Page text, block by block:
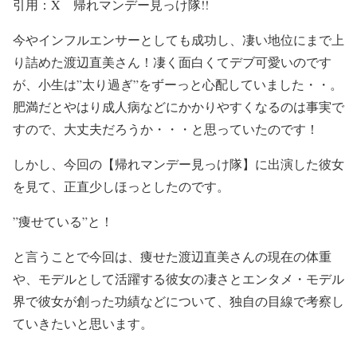
引用：X 帰れマンデー見っけ隊!!
今やインフルエンサーとしても成功し、 凄い地位にまで上
り詰めた渡辺直美さん！凄く面白くてデブ可愛いのです
が、小生は”太り過ぎ”をずーっと心配していました ・・。
肥満だとやはり成人病などにかかりやすくなるのは事実で
すので、 大丈夫だろうか・・・と思っていたのです！
しかし、今回の【帰れマンデー見っけ隊】に出演した彼女
を見て、 正直少しほっとしたのです。
”痩せている”と！
と言うことで今回は、痩せた渡辺直美さんの現在の体重
や、モデルとして活躍する彼女の凄さ とエンタメ・モデル
界で彼女が創った功績などについて、独自の目線で考察し
ていきたいと思います。